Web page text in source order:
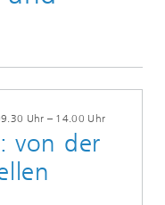
Uhr – 14.00 Uhr
von der